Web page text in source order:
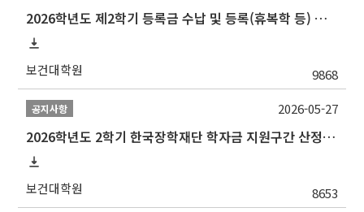
2026학년도 제2학기 등록금 수납 및 등록(휴복학 등) 일정 안내
보건대학원 9868
공지사항
2026학년도 2학기 한국장학재단 학자금 지원구간 산정 신청 안내
보건대학원 8653
2026-05-27